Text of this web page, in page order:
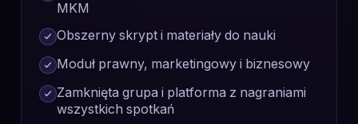
MKM
Obszerny skrypt i materiały do nauki
Moduł prawny, marketingowy i biznesowy
Zamknięta grupa i platforma z nagraniami
wszystkich spotkań